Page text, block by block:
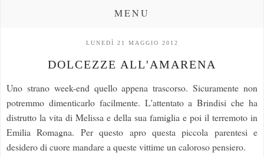
MENU
LUNEDÌ 21 MAGGIO 2012
DOLCEZZE ALL'AMARENA
Uno strano week-end quello appena trascorso. Sicuramente non
potremmo dimenticarlo facilmente. L'attentato a Brindisi che ha
distrutto la vita di Melissa e della sua famiglia e poi il terremoto in
Emilia Romagna. Per questo apro questa piccola parentesi e
desidero di cuore mandare a queste vittime un caloroso pensiero.